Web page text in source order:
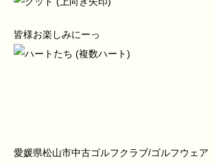
皆様お楽しみにーっ
愛媛県松山市中古ゴルフクラブ/ゴルフウェ